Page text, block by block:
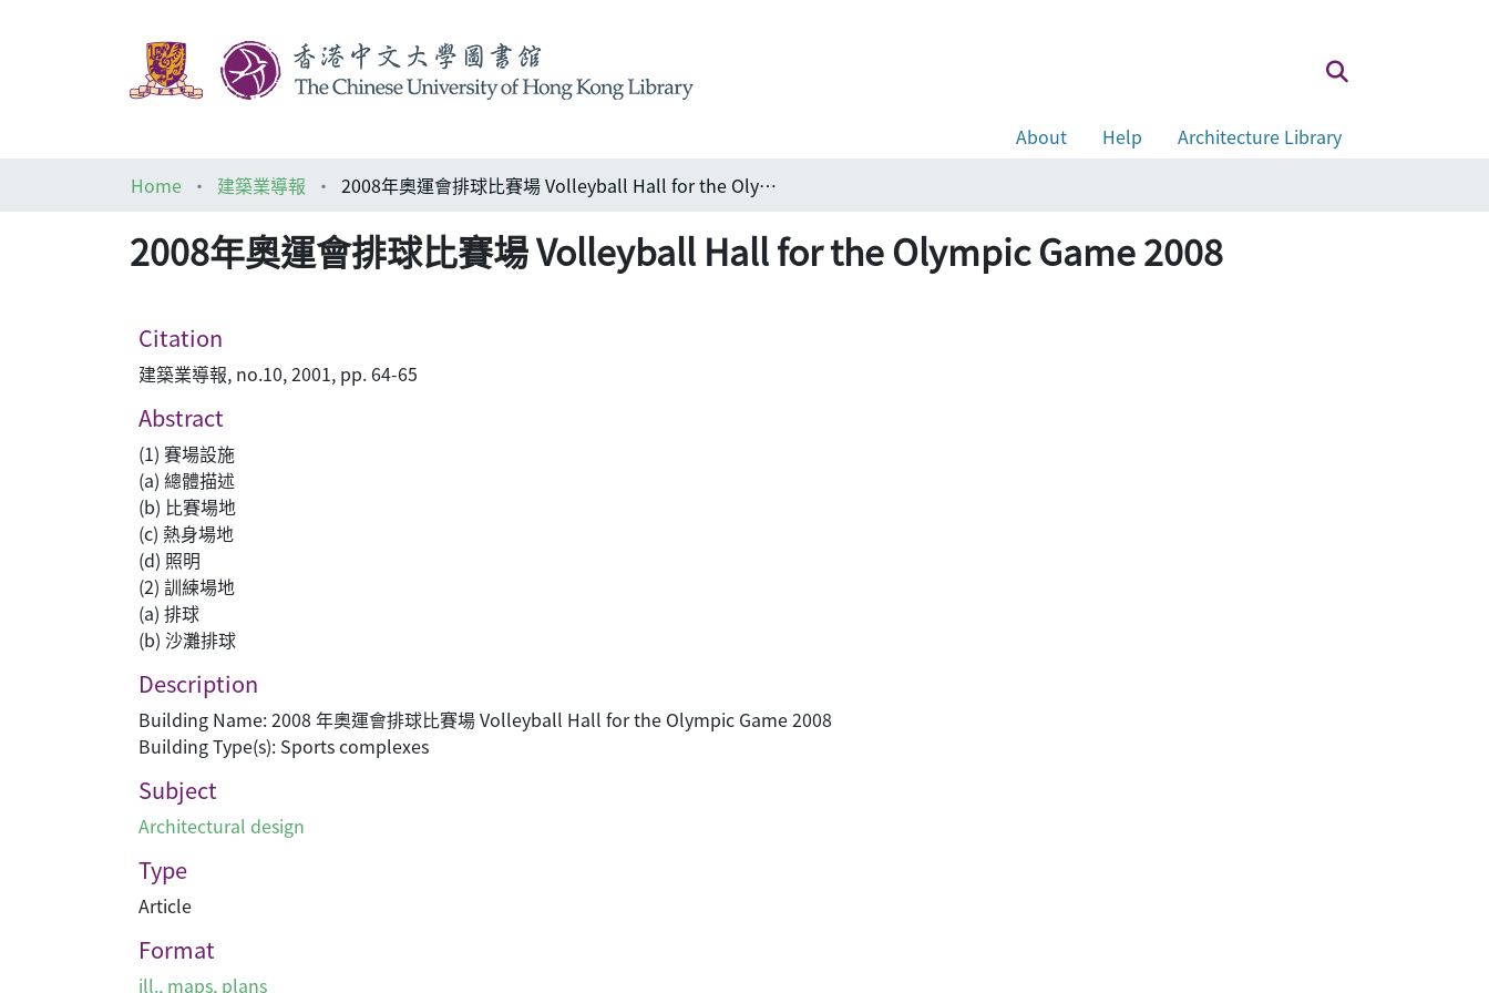
About Help
Architecture Library
Home
建築業導報 2008年奧運會排球比賽場 Volleyball Hall for the Olympic Game 2008
2008年奧運會排球比賽場 Volleyball Hall for the Olympic Game 2008
Citation
建築業導報, no.10, 2001, pp. 64-65
Abstract
(1) 賽場設施
(a) 總體描述
(b) 比賽場地
(c) 熱身場地
(d) 照明
(2) 訓練場地
(a) 排球
(b) 沙灘排球
Description
Building Name: 2008 年奧運會排球比賽場 Volleyball Hall for the Olympic Game 2008
Building Type(s): Sports complexes
Subject
Architectural design
Type
Article
Format
ill., maps, plans